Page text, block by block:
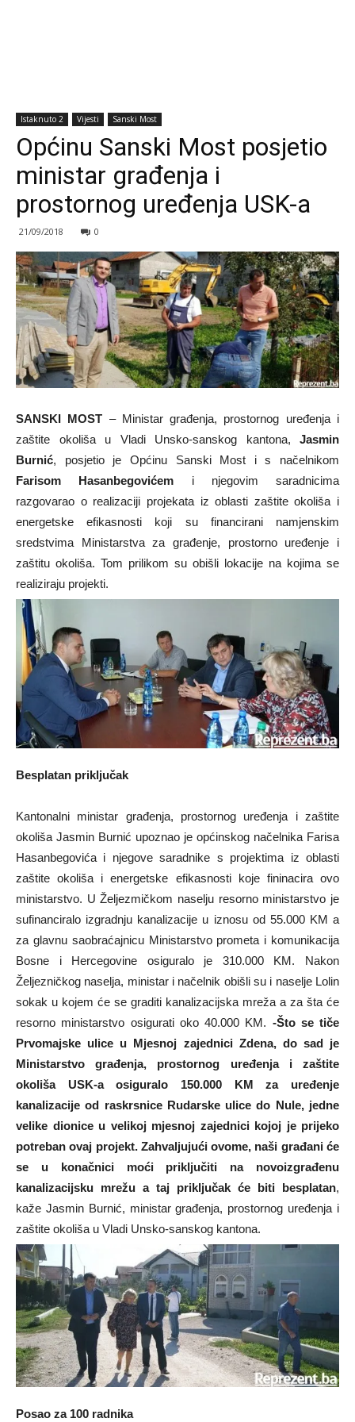
Istaknuto 2 Vijesti Sanski Most
Općinu Sanski Most posjetio
ministar građenja i
prostornog uređenja USK-a
21/09/2018 0
SANSKI MOST – Ministar građenja, prostornog uređenja i
zaštite okoliša u Vladi Unsko-sanskog kantona, Jasmin
Burnić, posjetio je Općinu Sanski Most i s načelnikom
Farisom Hasanbegovićem i njegovim saradnicima
razgovarao o realizaciji projekata iz oblasti zaštite okoliša i
energetske efikasnosti koji su financirani namjenskim
sredstvima Ministarstva za građenje, prostorno uređenje i
zaštitu okoliša. Tom prilikom su obišli lokacije na kojima se
realiziraju projekti.
Besplatan priključak
Kantonalni ministar građenja, prostornog uređenja i zaštite
okoliša Jasmin Burnić upoznao je općinskog načelnika Farisa
Hasanbegovića i njegove saradnike s projektima iz oblasti
zaštite okoliša i energetske efikasnosti koje fininacira ovo
ministarstvo. U Željezmičkom naselju resorno ministarstvo je
sufinanciralo izgradnju kanalizacije u iznosu od 55.000 KM a
za glavnu saobraćajnicu Ministarstvo prometa i komunikacija
Bosne i Hercegovine osiguralo je 310.000 KM. Nakon
Željezničkog naselja, ministar i načelnik obišli su i naselje Lolin
sokak u kojem će se graditi kanalizacijska mreža a za šta će
resorno ministarstvo osigurati oko 40.000 KM. -Što se tiče
Prvomajske ulice u Mjesnoj zajednici Zdena, do sad je
Ministarstvo građenja, prostornog uređenja i zaštite
okoliša USK-a osiguralo 150.000 KM za uređenje
kanalizacije od raskrsnice Rudarske ulice do Nule, jedne
velike dionice u velikoj mjesnoj zajednici kojoj je prijeko
potreban ovaj projekt. Zahvaljujući ovome, naši građani će
se u konačnici moći priključiti na novoizgrađenu
kanalizacijsku mrežu a taj priključak će biti besplatan,
kaže Jasmin Burnić, ministar građenja, prostornog uređenja i
zaštite okoliša u Vladi Unsko-sanskog kantona.
Posao za 100 radnika